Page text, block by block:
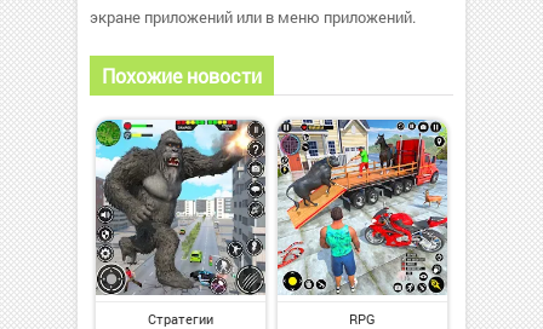
экране приложений или в меню приложений.
Похожие новости
Стратегии RPG